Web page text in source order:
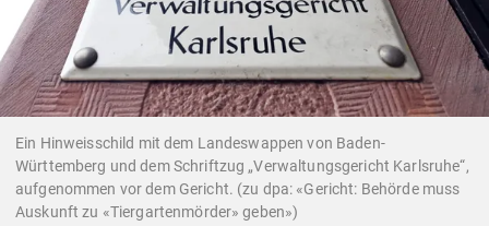
Ein Hinweisschild mit dem Landeswappen von Baden-
Württemberg und dem Schriftzug „Verwaltungsgericht Karlsruhe“,
aufgenommen vor dem Gericht. (zu dpa: «Gericht: Behörde muss
Auskunft zu «Tiergartenmörder» geben»)